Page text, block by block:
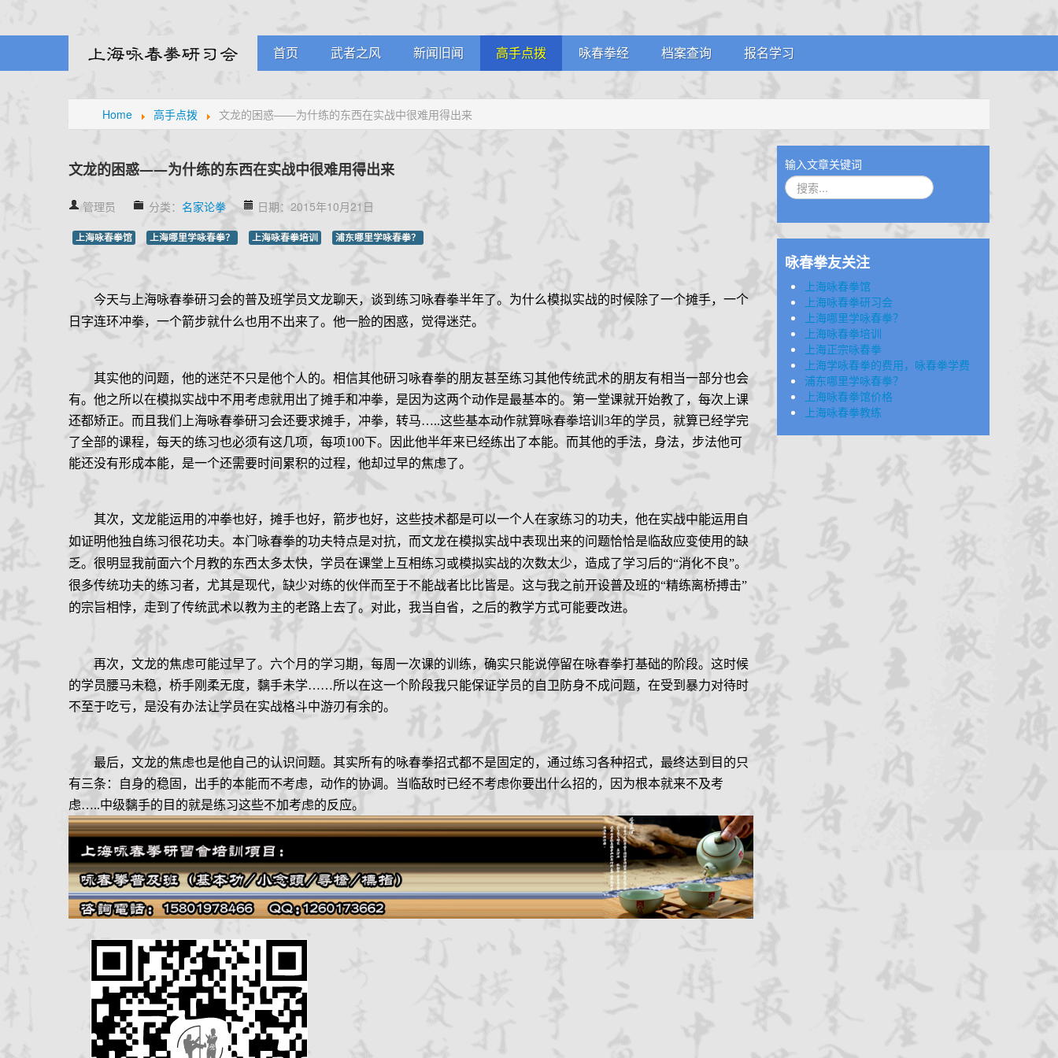
首页 武者之风
课堂剪影
学员风采
新闻旧闻
武林掌故
通知公告
高手点拨
视频课堂
咏春拳经 档案查询
教练认证
报名学习
体系制度
Home 高手点拨 文龙的困惑——为什练的东西在实战中很难用得出来
文龙的困惑——为什练的东西在实战中很难用得出来
管理员 分类： 名家论拳 日期：2015年10月21日
上海咏春拳馆 上海哪里学咏春拳？ 上海咏春拳培训 浦东哪里学咏春拳？
今天与上海咏春拳研习会的普及班学员文龙聊天，谈到练习咏春拳半年了。为什么模拟实战的时候除了一个摊手，一个
日字连环冲拳，一个箭步就什么也用不出来了。他一脸的困惑，觉得迷茫。
其实他的问题，他的迷茫不只是他个人的。相信其他研习咏春拳的朋友甚至练习其他传统武术的朋友有相当一部分也会
有。他之所以在模拟实战中不用考虑就用出了摊手和冲拳，是因为这两个动作是最基本的。第一堂课就开始教了，每次上课
还都矫正。而且我们上海咏春拳研习会还要求摊手，冲拳，转马…..这些基本动作就算咏春拳培训 3年的学员，就算已经学完
了全部的课程，每天的练习也必须有这几项，每项100下。因此他半年来已经练出了本能。而其他的手法，身法，步法他可
能还没有形成本能，是一个还需要时间累积的过程，他却过早的焦虑了。
其次，文龙能运用的冲拳也好，摊手也好，箭步也好，这些技术都是可以一个人在家练习的功夫，他在实战中能运用自
如证明他独自练习很花功夫。本门咏春拳的功夫特点是对抗，而文龙在模拟实战中表现出来的问题恰恰是临敌应变使用的缺
乏。很明显我前面六个月教的东西太多太快，学员在课堂上互相练习或模拟实战的次数太少，造成了学习后的“消化不良”。
很多传统功夫的练习者，尤其是现代，缺少对练的伙伴而至于不能战者比比皆是。这与我之前开设普及班的“精练离桥搏击”
的宗旨相悖，走到了传统武术以教为主的老路上去了。对此，我当自省，之后的教学方式可能要改进。
再次，文龙的焦虑可能过早了。六个月的学习期，每周一次课的训练，确实只能说停留在咏春拳打基础的阶段。这时候
的学员腰马未稳，桥手刚柔无度，黐手未学……所以在这一个阶段我只能保证学员的自卫防身不成问题，在受到暴力对待时
不至于吃亏，是没有办法让学员在实战格斗中游刃有余的。
最后，文龙的焦虑也是他自己的认识问题。其实所有的咏春拳招式都不是固定的，通过练习各种招式，最终达到目的只
有三条：自身的稳固，出手的本能而不考虑，动作的协调。当临敌时已经不考虑你要出什么招的，因为根本就来不及考
虑…..中级黐手的目的就是练习这些不加考虑的反应。
输入文章关键词
咏春拳友关注
上海咏春拳馆
上海咏春拳研习会
上海哪里学咏春拳？
上海咏春拳培训
上海正宗咏春拳
上海学咏春拳的费用，咏春拳学费
浦东哪里学咏春拳？
上海咏春拳馆价格
上海咏春拳教练